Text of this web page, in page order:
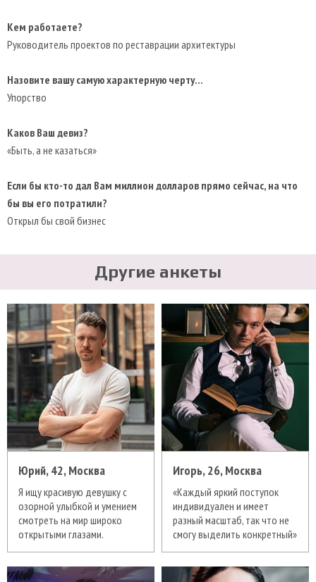
Кем работаете?
Руководитель проектов по реставрации архитектуры
Назовите вашу самую характерную черту...
Упорство
Каков Ваш девиз?
«Быть, а не казаться»
Если бы кто-то дал Вам миллион долларов прямо сейчас, на что
бы вы его потратили?
Открыл бы свой бизнес
Другие анкеты
Юрий, 42, Москва
Я ищу красивую девушку с
озорной улыбкой и умением
смотреть на мир широко
открытыми глазами.
Игорь, 26, Москва
«Каждый яркий поступок
индивидуален и имеет
разный масштаб, так что не
смогу выделить конкретный»